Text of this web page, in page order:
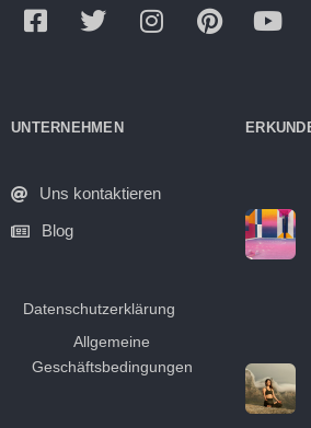
UNTERNEHMEN
Uns kontaktieren
Blog
Datenschutzerklärung
Allgemeine
Geschäftsbedingungen